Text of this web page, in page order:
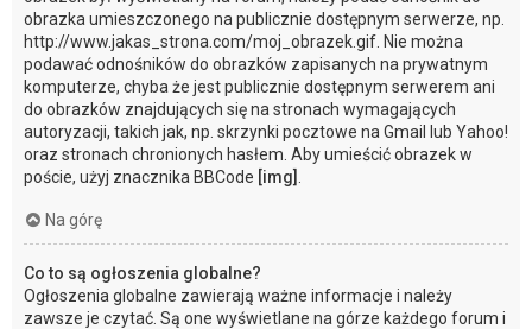
obrazka umieszczonego na publicznie dostępnym serwerze, np.
http://www.jakas_strona.com/moj_obrazek.gif. Nie można
podawać odnośników do obrazków zapisanych na prywatnym
komputerze, chyba że jest publicznie dostępnym serwerem ani
do obrazków znajdujących się na stronach wymagających
autoryzacji, takich jak, np. skrzynki pocztowe na Gmail lub Yahoo!
oraz stronach chronionych hasłem. Aby umieścić obrazek w
poście, użyj znacznika BBCode [img]
Na górę
Co to są ogłoszenia globalne?
Ogłoszenia globalne zawierają ważne informacje i należy
zawsze je czytać. Są one wyświetlane na górze każdego forum i